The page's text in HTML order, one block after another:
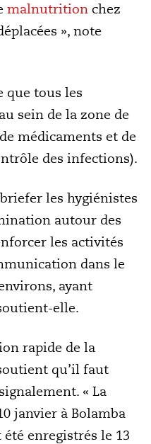
malnutrition chez
», note
que tous les
sein de la zone de
médicaments et de
des infections).
les hygiénistes
autour des
les activités
dans le
ayant
elle.
rapide de la
qu’il faut
« La
janvier à Bolamba
enregistrés le 13